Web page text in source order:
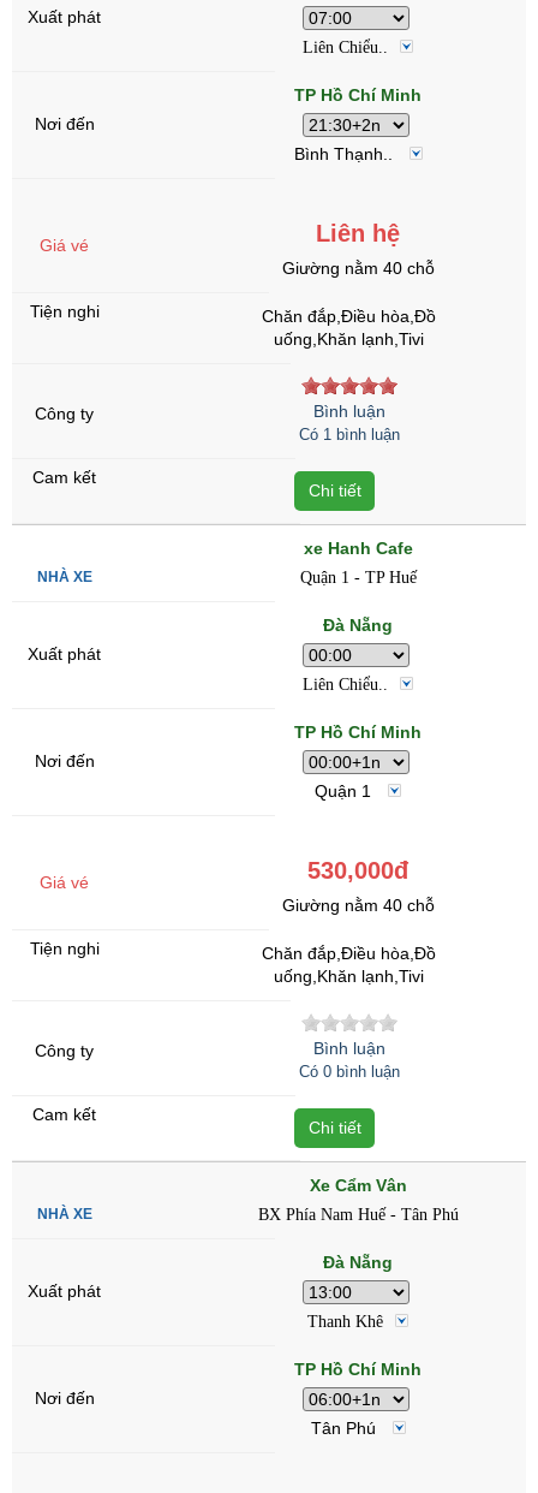
Liên Chiểu..
TP Hồ Chí Minh
Bình Thạnh..
Liên hệ
Giường nằm 40 chỗ
Chăn đắp,Điều hòa,Đồ
uống,Khăn lạnh,Tivi
Bình luận
Có 1 bình luận
Chi tiết
xe Hanh Cafe
Quận 1 - TP Huế
Đà Nẵng
Liên Chiểu..
TP Hồ Chí Minh
Quận 1
530,000đ
Giường nằm 40 chỗ
Chăn đắp,Điều hòa,Đồ
uống,Khăn lạnh,Tivi
Bình luận
Có 0 bình luận
Chi tiết
Xe Cẩm Vân
BX Phía Nam Huế - Tân Phú
Đà Nẵng
Thanh Khê
TP Hồ Chí Minh
Tân Phú